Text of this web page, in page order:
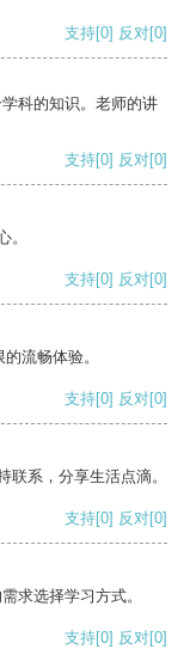
支持[0] 反对[0]
科的知识。老师的讲
支持[0] 反对[0]
。
支持[0] 反对[0]
流畅体验。
支持[0] 反对[0]
系，分享生活点滴。
支持[0] 反对[0]
求选择学习方式。
支持[0] 反对[0]